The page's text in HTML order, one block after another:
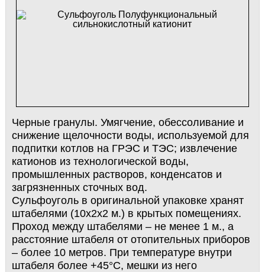
Черные гранулы. Умягчение, обессоливание и
снижение щелочности воды, используемой для
подпитки котлов на ГРЭС и ТЭС; извлечение
катионов из технологической воды,
промышленных растворов, конденсатов и
загрязненных сточных вод.
Сульфоуголь в оригинальной упаковке хранят
штабелями (10x2x2 м.) в крытых помещениях.
Проход между штабелями – не менее 1 м., а
расстояние штабеля от отопительных приборов
– более 10 метров. При температуре внутри
штабеля более +45°С, мешки из него